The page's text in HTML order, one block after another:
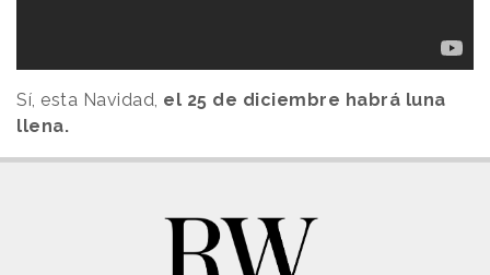
Sí, esta Navidad, el 25 de diciembre habrá luna
llena.